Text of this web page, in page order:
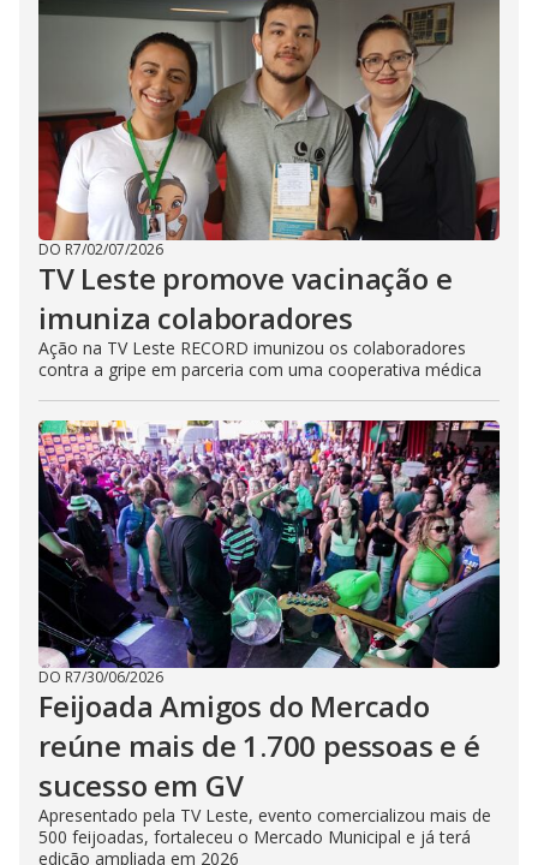
DO R7/02/07/2026
TV Leste promove vacinação e
imuniza colaboradores
Ação na TV Leste RECORD imunizou os colaboradores
contra a gripe em parceria com uma cooperativa médica
DO R7/30/06/2026
Feijoada Amigos do Mercado
reúne mais de 1.700 pessoas e é
sucesso em GV
Apresentado pela TV Leste, evento comercializou mais de
500 feijoadas, fortaleceu o Mercado Municipal e já terá
edição ampliada em 2026